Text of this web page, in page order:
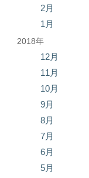
2月
1月
2018年
12月
11月
10月
9月
8月
7月
6月
5月